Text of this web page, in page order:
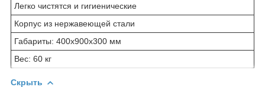
Легко чистятся и гигиенические
Корпус из нержавеющей стали
Габариты: 400x900x300 мм
Вес: 60 кг
Скрыть